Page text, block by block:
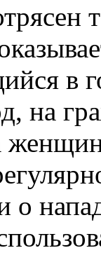
в
на
о